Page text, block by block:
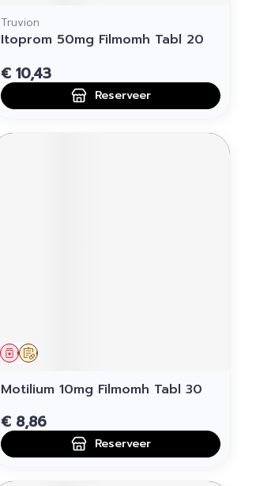
Truvion
Itoprom 50mg Filmomh Tabl 20
€ 10,43
Reserveer
Op voorschrift
Geneesmiddel
Motilium 10mg Filmomh Tabl 30
€ 8,86
Reserveer